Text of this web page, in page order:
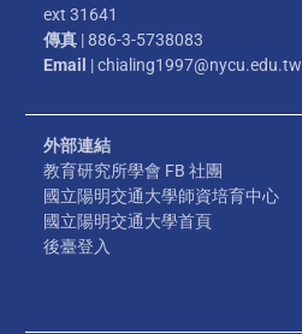
ext 31641
傳真 | 886-3-5738083
Email | chialing1997@nycu.edu.tw
外部連結
教育研究所學會 FB 社團
國立陽明交通大學師資培育中心
國立陽明交通大學首頁
後臺登入